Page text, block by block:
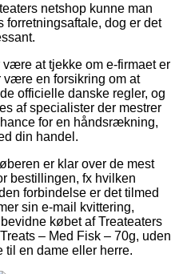
netshop kunne man
forretningsaftale, dog er det
at tjekke om e-firmaet er
en forsikring om at
officielle danske regler, og
af specialister der mestrer
for en håndsrækning,
din handel.
er klar over de mest
bestillingen, fx hvilken
forbindelse er det tilmed
sin e-mail kvittering,
købet af Treateaters
– Med Fisk – 70g, uden
til en dame eller herre.